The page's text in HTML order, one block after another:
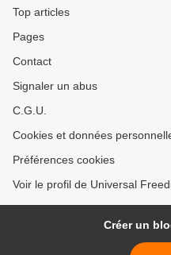
Top articles
Pages
Contact
Signaler un abus
C.G.U.
Cookies et données
Préférences cookies
Voir le profil de Universal
Créer un